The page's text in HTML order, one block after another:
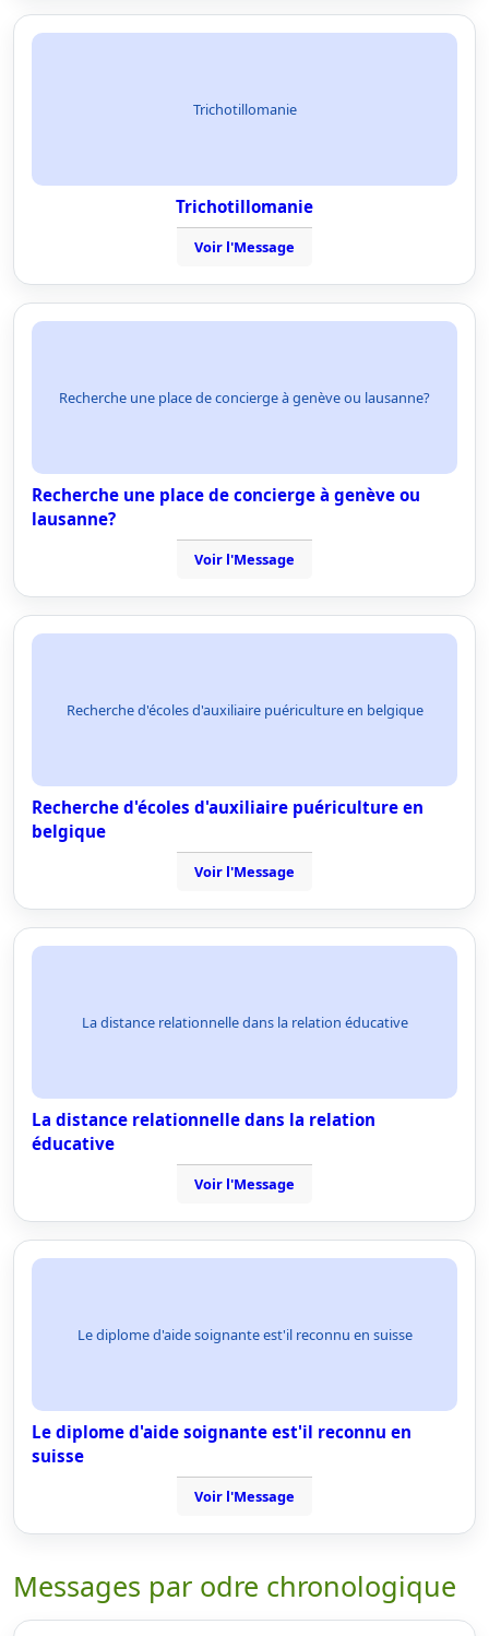
Trichotillomanie
Trichotillomanie
Voir l'Message
Recherche une place de concierge à genève ou lausanne?
Recherche une place de concierge à genève ou
lausanne?
Voir l'Message
Recherche d'écoles d'auxiliaire puériculture en belgique
Recherche d'écoles d'auxiliaire puériculture en
belgique
Voir l'Message
La distance relationnelle dans la relation éducative
La distance relationnelle dans la relation
éducative
Voir l'Message
Le diplome d'aide soignante est'il reconnu en suisse
Le diplome d'aide soignante est'il reconnu en
suisse
Voir l'Message
Messages par odre chronologique